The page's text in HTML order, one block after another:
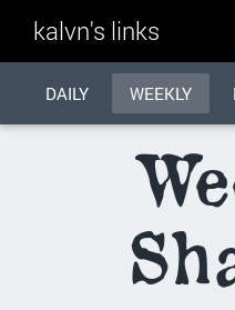
kalvn's links
TAG CLOUD
DAILY
DAILY WEEKLY